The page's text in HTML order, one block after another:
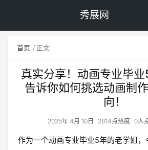
秀展网
首页 正文
真实分享！动画专业毕
告诉你如何挑选动画制
向！
2025年 4月 10日 2814点热度 0人
作为一个动画专业毕业5年的老学姐